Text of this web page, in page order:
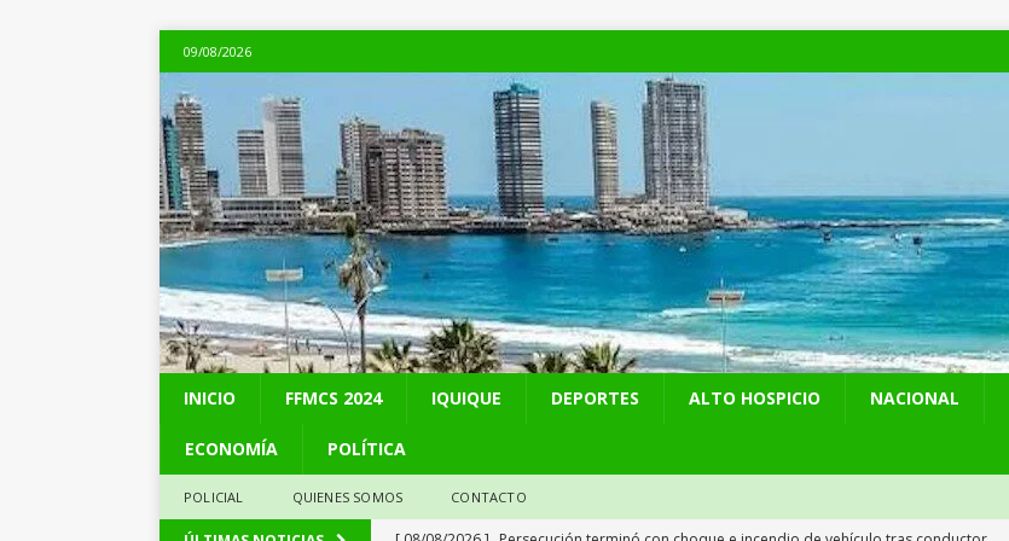
09/08/2026
INICIO FFMCS 2024 IQUIQUE DEPORTES ALTO HOSPICIO NACIONAL
ECONOMÍA POLÍTICA
POLICIAL QUIENES SOMOS CONTACTO